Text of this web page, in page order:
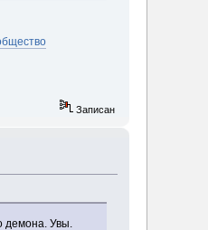
Записан
демона. Увы.